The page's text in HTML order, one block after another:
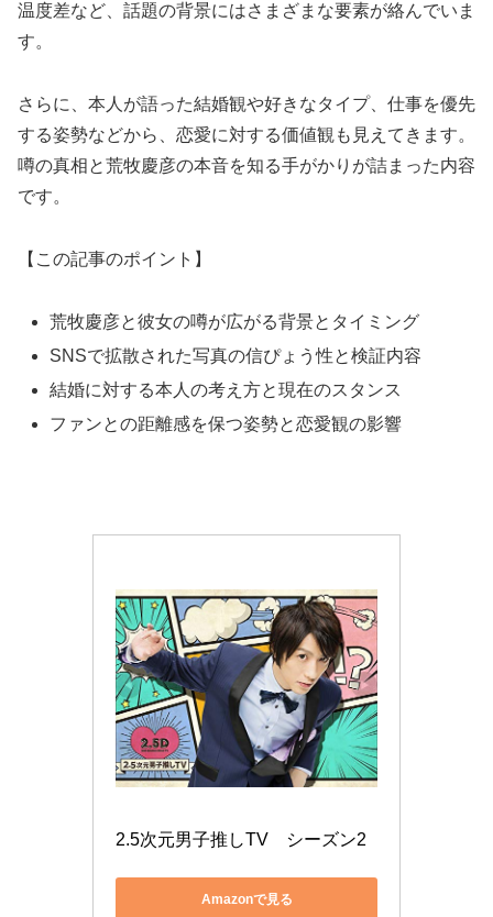
温度差など、話題の背景にはさまざまな要素が絡んでいま
す。
さらに、本人が語った結婚観や好きなタイプ、仕事を優先
する姿勢などから、恋愛に対する価値観も見えてきます。
噂の真相と荒牧慶彦の本音を知る手がかりが詰まった内容
です。
【この記事のポイント】
荒牧慶彦と彼女の噂が広がる背景とタイミング
SNSで拡散された写真の信ぴょう性と検証内容
結婚に対する本人の考え方と現在のスタンス
ファンとの距離感を保つ姿勢と恋愛観の影響
2.5次元男子推しTV　シーズン2
Amazonで見る